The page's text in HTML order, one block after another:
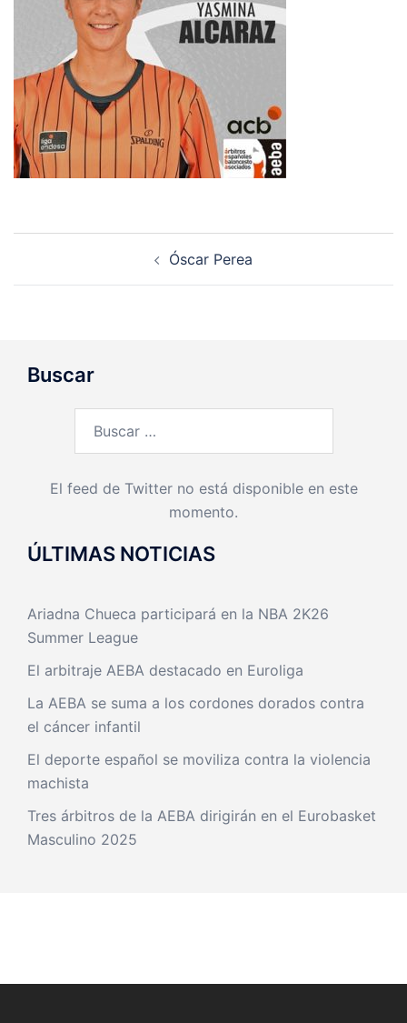
Óscar Perea
Buscar
El feed de Twitter no está disponible en este
momento.
ÚLTIMAS NOTICIAS
Ariadna Chueca participará en la NBA 2K26
Summer League
El arbitraje AEBA destacado en Euroliga
La AEBA se suma a los cordones dorados contra
el cáncer infantil
El deporte español se moviliza contra la violencia
machista
Tres árbitros de la AEBA dirigirán en el Eurobasket
Masculino 2025